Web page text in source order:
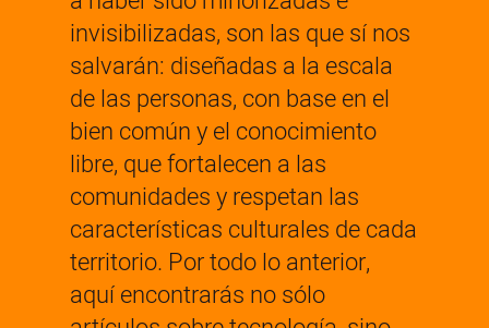
invisibilizadas, son las que sí nos
salvarán: diseñadas a la escala
de las personas, con base en el
bien común y el conocimiento
libre, que fortalecen a las
comunidades y respetan las
características culturales de cada
territorio. Por todo lo anterior,
aquí encontrarás no sólo